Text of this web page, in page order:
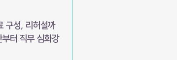
구성, 리허설까
터 직무 심화강